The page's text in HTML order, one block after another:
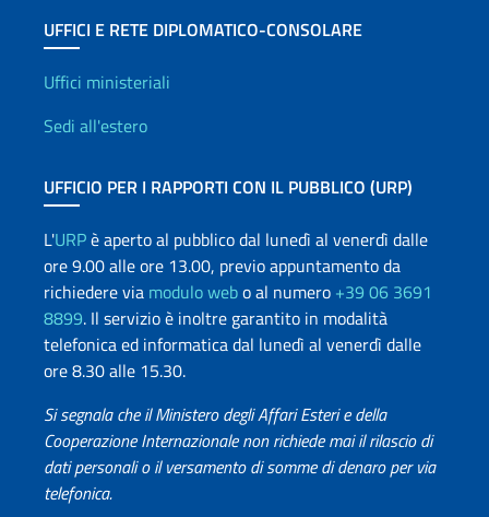
UFFICI E RETE DIPLOMATICO-CONSOLARE
Uffici e Rete diplomatica
Uffici ministeriali
Sedi all'estero
UFFICIO PER I RAPPORTI CON IL PUBBLICO (URP)
L'URPè aperto al pubblico dal lunedì al venerdì dalle
ore 9.00 alle ore 13.00, previo appuntamento da
richiedere via modulo webo al numero +39 06 3691
8899. Il servizio è inoltre garantito in modalità
telefonica ed informatica dal lunedì al venerdì dalle
ore 8.30 alle 15.30.
Si segnala che il Ministero degli Affari Esteri e della
Cooperazione Internazionale non richiede mai il rilascio di
dati personali o il versamento di somme di denaro per via
telefonica.